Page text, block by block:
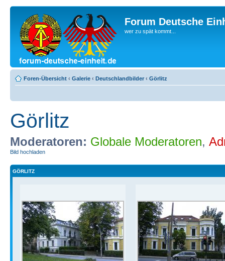
Forum Deutsche
wer zu spät kommt...
Foren-Übersicht ‹ Galerie ‹ Deutschlandbilder ‹ Görlitz
Görlitz
Moderatoren: Globale Moderatoren,
Bild hochladen
GÖRLITZ